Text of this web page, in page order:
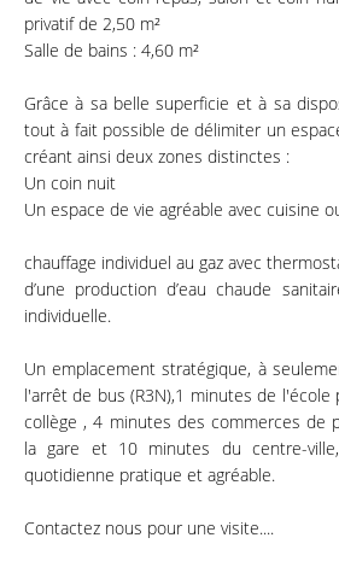
privatif de 2,50 m²
Salle de bains : 4,60 m²
Grâce à sa belle superficie et à sa
tout à fait possible de délimiter un
créant ainsi deux zones distinctes :
Un coin nuit
Un espace de vie agréable avec cuisine
chauffage individuel au gaz avec
d’une production d’eau chaude
individuelle.
Un emplacement stratégique, à
l'arrêt de bus (R3N),1 minutes de
collège , 4 minutes des commerces de
la gare et 10 minutes du centre-
quotidienne pratique et agréable.
Contactez nous pour une visite....